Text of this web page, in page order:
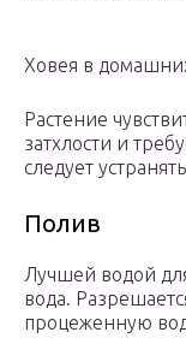
Ховея в
Растение
затхлости и
следует
Полив
Лучшей водой
вода.
процеженную